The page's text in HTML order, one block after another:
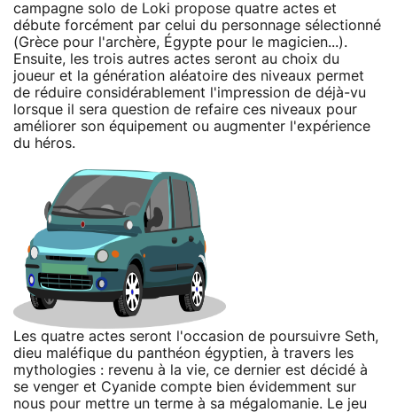
campagne solo de Loki propose quatre actes et
débute forcément par celui du personnage sélectionné
(Grèce pour l'archère, Égypte pour le magicien...).
Ensuite, les trois autres actes seront au choix du
joueur et la génération aléatoire des niveaux permet
de réduire considérablement l'impression de déjà-vu
lorsque il sera question de refaire ces niveaux pour
améliorer son équipement ou augmenter l'expérience
du héros.
Les quatre actes seront l'occasion de poursuivre Seth,
dieu maléfique du panthéon égyptien, à travers les
mythologies : revenu à la vie, ce dernier est décidé à
se venger et Cyanide compte bien évidemment sur
nous pour mettre un terme à sa mégalomanie. Le jeu